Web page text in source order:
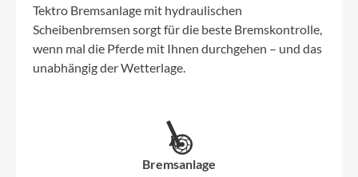
Tektro Bremsanlage mit hydraulischen
Scheibenbremsen sorgt für die beste Bremskontrolle,
wenn mal die Pferde mit Ihnen durchgehen – und das
unabhängig der Wetterlage.
Bremsanlage